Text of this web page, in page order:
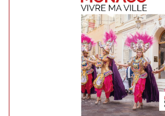
#94 MAI - JUIN